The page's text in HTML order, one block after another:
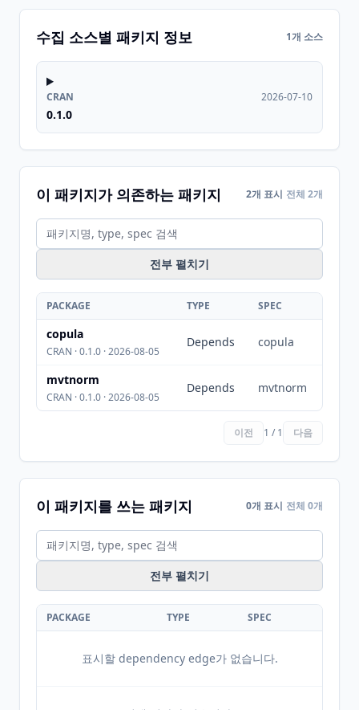
수집 소스별 패키지 정보 1개 소스
CRAN
0.1.0
2026-07-10
이 패키지가 의존하는 패키지 2개 표시 전체 2개
전부 펼치기
PACKAGE TYPE SPEC
copula
CRAN · 0.1.0 · 2026-08-05
Depends copula
mvtnorm
CRAN · 0.1.0 · 2026-08-05
Depends mvtnorm
이전 1 / 1 다음
이 패키지를 쓰는 패키지 0개 표시 전체 0개
전부 펼치기
PACKAGE TYPE SPEC
표시할 dependency edge가 없습니다.